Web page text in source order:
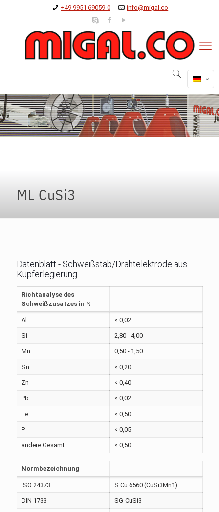
+49 9951 69059-0 info@migal.co
ML CuSi3
Datenblatt - Schweißstab/Drahtelektrode aus
Kupferlegierung
Richtanalyse des
Schweißzusatzes in %
Al < 0,02
Si 2,80 - 4,00
Mn 0,50 - 1,50
Sn < 0,20
Zn < 0,40
Pb < 0,02
Fe < 0,50
P < 0,05
andere Gesamt < 0,50
Normbezeichnung
ISO 24373 S Cu 6560 (CuSi3Mn1)
DIN 1733 SG-CuSi3